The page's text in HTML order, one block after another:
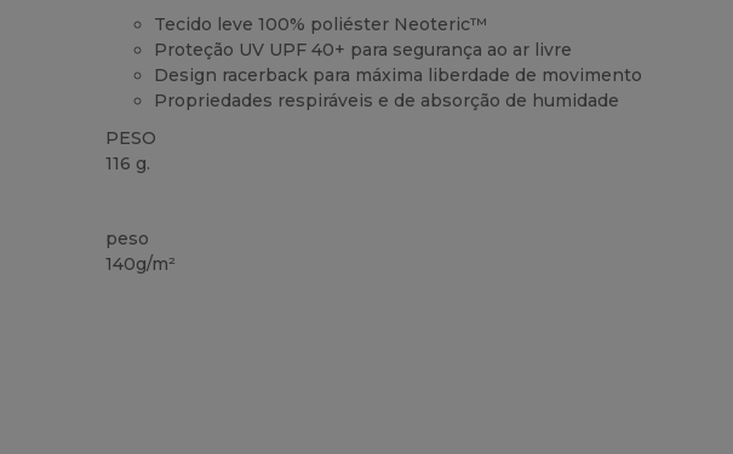
Tecido leve 100% poliéster Neoteric™
Proteção UV UPF 40+ para segurança ao ar livre
Design racerback para máxima liberdade de movimento
Propriedades respiráveis e de absorção de humidade
PESO
116 g.
peso
140g/m²